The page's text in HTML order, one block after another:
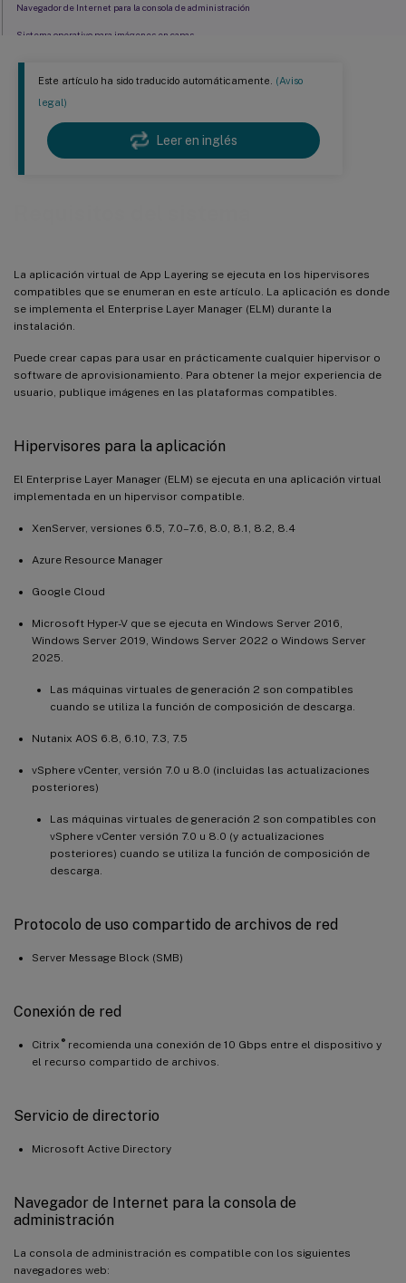
Este artículo ha sido traducido automáticamente. (Aviso
legal)
Leer en inglés
La aplicación virtual de App Layering se ejecuta en los hipervisores
compatibles que se enumeran en este artículo. La aplicación es donde
se implementa el Enterprise Layer Manager (ELM) durante la
instalación.
Puede crear capas para usar en prácticamente cualquier hipervisor o
software de aprovisionamiento. Para obtener la mejor experiencia de
usuario, publique imágenes en las plataformas compatibles.
Hipervisores para la aplicación
El Enterprise Layer Manager (ELM) se ejecuta en una aplicación virtual
implementada en un hipervisor compatible.
XenServer, versiones 6.5, 7.0–7.6, 8.0, 8.1, 8.2, 8.4
Azure Resource Manager
Google Cloud
Microsoft Hyper-V que se ejecuta en Windows Server 2016,
Windows Server 2019, Windows Server 2022 o Windows Server
2025.
Las máquinas virtuales de generación 2 son compatibles
cuando se utiliza la función de composición de descarga.
Nutanix AOS 6.8, 6.10, 7.3, 7.5
vSphere vCenter, versión 7.0 u 8.0 (incluidas las actualizaciones
posteriores)
Las máquinas virtuales de generación 2 son compatibles con
vSphere vCenter versión 7.0 u 8.0 (y actualizaciones
posteriores) cuando se utiliza la función de composición de
descarga.
Protocolo de uso compartido de archivos de red
Server Message Block (SMB)
Conexión de red
Citrix ®recomienda una conexión de 10 Gbps entre el dispositivo y
el recurso compartido de archivos.
Servicio de directorio
Microsoft Active Directory
Navegador de Internet para la consola de
administración
La consola de administración es compatible con los siguientes
navegadores web:
Navegador de Internet para la consola de administración
Sistema operativo para imágenes en capas
Capas de usuario
Funciones de App Layering por edición